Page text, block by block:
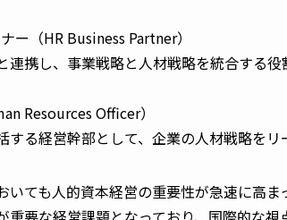
ー（HR Business Partner）
連携し、事業戦略と人材戦略を統合する役
Resources Officer）
する経営幹部として、企業の人材戦略をリ
いても人的資本経営の重要性が急速に高